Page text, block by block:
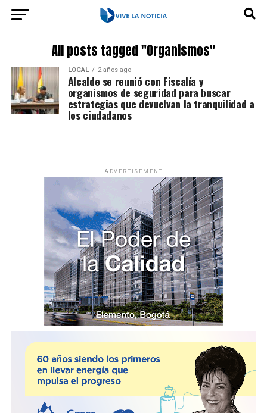
All posts tagged "Organismos"
LOCAL 2 años ago
Alcalde se reunió con Fiscalía y
organismos de seguridad para buscar
estrategias que devuelvan la tranquilidad a
los ciudadanos
ADVERTISEMENT